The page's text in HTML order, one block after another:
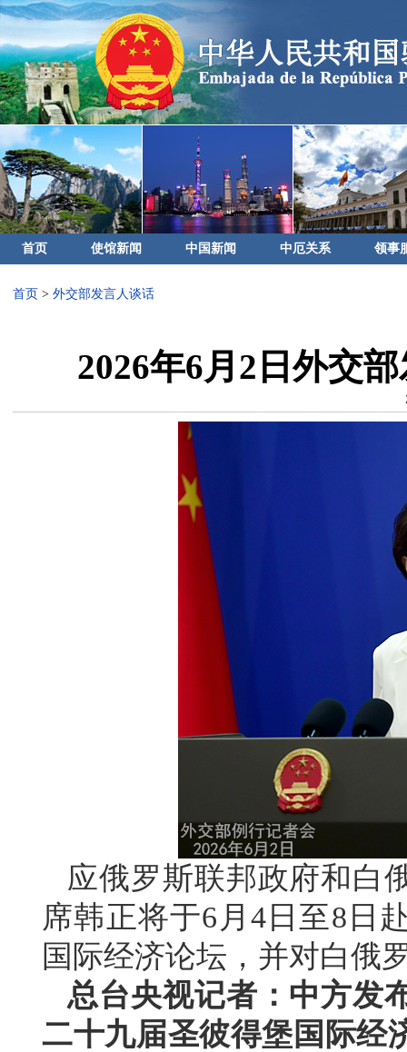
首页 使馆新闻 中国新闻 中厄关系 领事
首页 > 外交部发言人谈话
2026年6月2日外交
应俄罗斯联邦政府和白
席韩正将于6月4日至8日
国际经济论坛，并对白俄
总台央视记者：中方发
二十九届圣彼得堡国际经